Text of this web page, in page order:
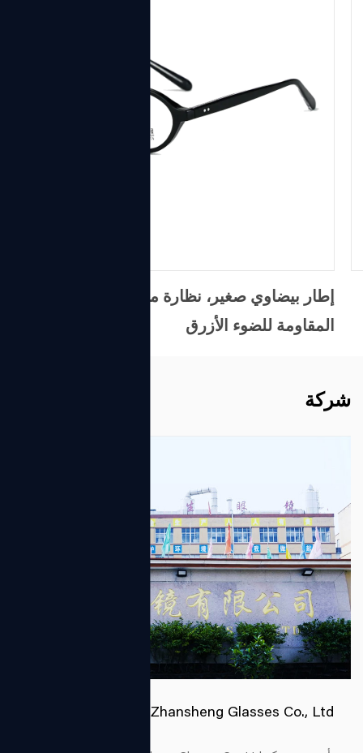
إطار بيضاوي صغير، نظارة من مادة الأسيتات
المقاومة للضوء الأزرق
شركة
Zhejiang Zhansheng Glasses Co., Ltd.